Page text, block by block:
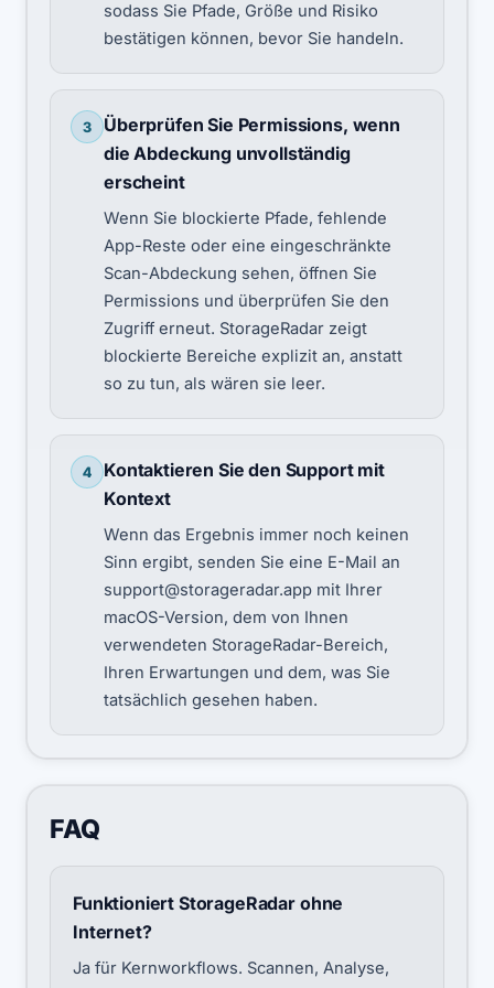
sodass Sie Pfade, Größe und Risiko
bestätigen können, bevor Sie handeln.
3
Überprüfen Sie Permissions, wenn
die Abdeckung unvollständig
erscheint
Wenn Sie blockierte Pfade, fehlende
App-Reste oder eine eingeschränkte
Scan-Abdeckung sehen, öffnen Sie
Permissions und überprüfen Sie den
Zugriff erneut. StorageRadar zeigt
blockierte Bereiche explizit an, anstatt
so zu tun, als wären sie leer.
4
Kontaktieren Sie den Support mit
Kontext
Wenn das Ergebnis immer noch keinen
Sinn ergibt, senden Sie eine E-Mail an
support@storageradar.app mit Ihrer
macOS-Version, dem von Ihnen
verwendeten StorageRadar-Bereich,
Ihren Erwartungen und dem, was Sie
tatsächlich gesehen haben.
FAQ
Funktioniert StorageRadar ohne
Internet?
Ja für Kernworkflows. Scannen, Analyse,